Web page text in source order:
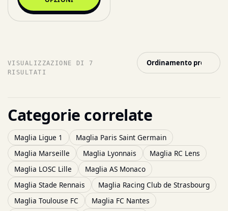
VISUALIZZAZIONE DI 7
RISULTATI
Categorie correlate
Maglia Ligue 1
Maglia Paris Saint Germain
Maglia Marseille
Maglia Lyonnais
Maglia RC Lens
Maglia LOSC Lille
Maglia AS Monaco
Maglia Stade Rennais
Maglia Racing Club de Strasbourg
Maglia Toulouse FC
Maglia FC Nantes